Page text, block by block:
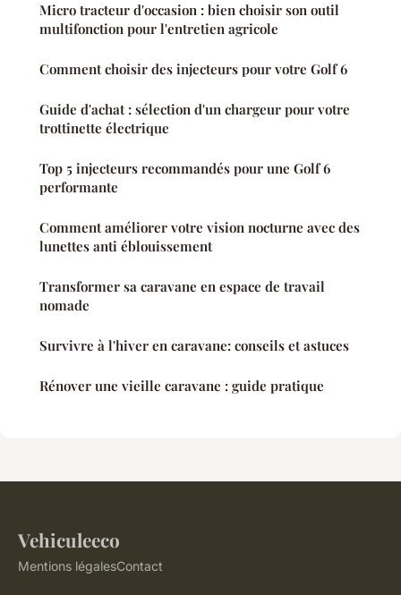
Micro tracteur d'occasion : bien choisir son outil
multifonction pour l'entretien agricole
Comment choisir des injecteurs pour votre Golf 6
Guide d'achat : sélection d'un chargeur pour votre
trottinette électrique
Top 5 injecteurs recommandés pour une Golf 6
performante
Comment améliorer votre vision nocturne avec des
lunettes anti éblouissement
Transformer sa caravane en espace de travail
nomade
Survivre à l'hiver en caravane: conseils et astuces
Rénover une vieille caravane : guide pratique
Vehiculeeco
Mentions légalesContact